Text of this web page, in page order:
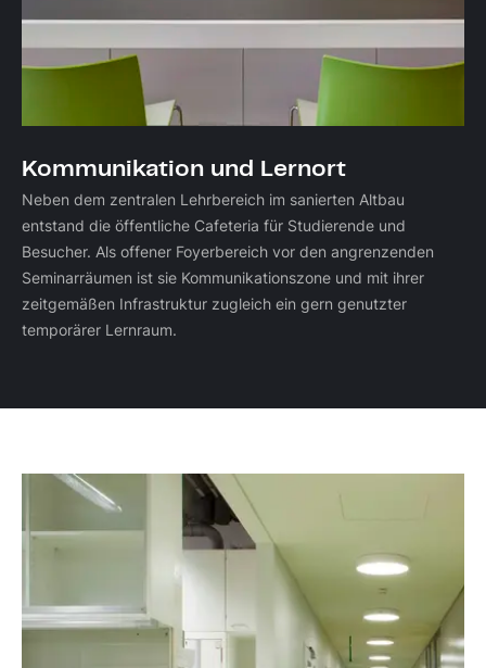
Kommunikation und Lernort
Neben dem zentralen Lehrbereich im sanierten Altbau
entstand die öffentliche Cafeteria für Studierende und
Besucher. Als offener Foyerbereich vor den angrenzenden
Seminarräumen ist sie Kommunikationszone und mit ihrer
zeitgemäßen Infrastruktur zugleich ein gern genutzter
temporärer Lernraum.